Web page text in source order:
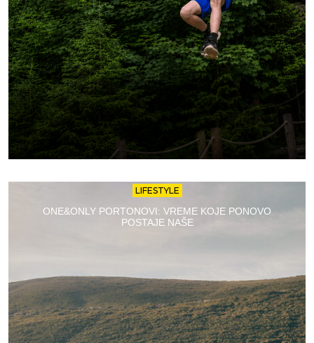
LIFESTYLE
ONE&ONLY PORTONOVI: VREME KOJE PONOVO
POSTAJE NAŠE